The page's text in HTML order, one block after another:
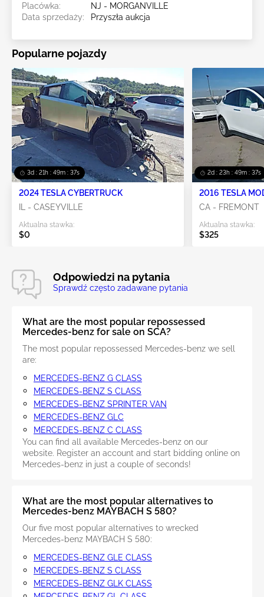
Placówka:
NJ - MORGANVILLE
Data sprzedaży:
Przyszła aukcja
Popularne pojazdy
3d : 21h : 49m : 37s
2024 TESLA CYBERTRUCK
IL - CASEYVILLE
Aktualna stawka:
$0
2d : 23h : 49m : 37s
2016 TESLA
CA - FREMONT
Aktualna stawka:
$325
Odpowiedzi na pytania
Sprawdź często zadawane pytania
What are the most popular repossessed
Mercedes-benz for sale on SCA?
The most popular repossessed Mercedes-benz we sell
are:
MERCEDES-BENZ G CLASS
MERCEDES-BENZ S CLASS
MERCEDES-BENZ SPRINTER VAN
MERCEDES-BENZ GLC
MERCEDES-BENZ C CLASS
You can find all available Mercedes-benz on our
website. Register an account and start bidding online on
Mercedes-benz in just a couple of seconds!
What are the most popular alternatives to
Mercedes-benz MAYBACH S 580?
Our five most popular alternatives to wrecked
Mercedes-benz MAYBACH S 580:
MERCEDES-BENZ GLE CLASS
MERCEDES-BENZ S CLASS
MERCEDES-BENZ GLK CLASS